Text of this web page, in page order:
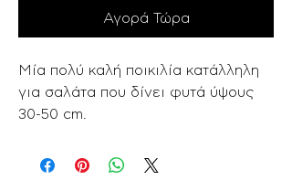
Αγορά Τώρα
Μία πολύ καλή ποικιλία κατάλληλη
για σαλάτα που δίνει φυτά ύψους
30-50 cm.